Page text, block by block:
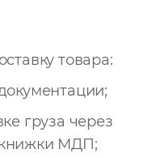
товара:
груза через
МДП;